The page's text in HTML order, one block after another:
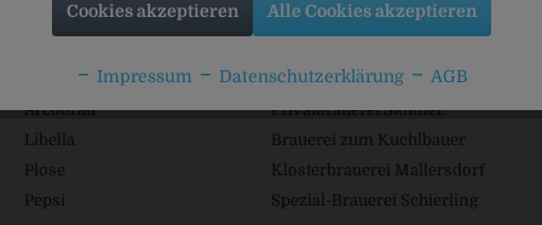
Paulaner
Hohenthanner
Pöllinger
Brauerei Wittmann
Arcobräu
Privatbrauerei Stöttner
Libella
Brauerei zum Kuchlbauer
Plose
Klosterbrauerei Mallersdorf
Pepsi
Spezial-Brauerei Schierling
Cookies akzeptieren Alle Cookies akzeptieren
Impressum Datenschutzerklärung AGB